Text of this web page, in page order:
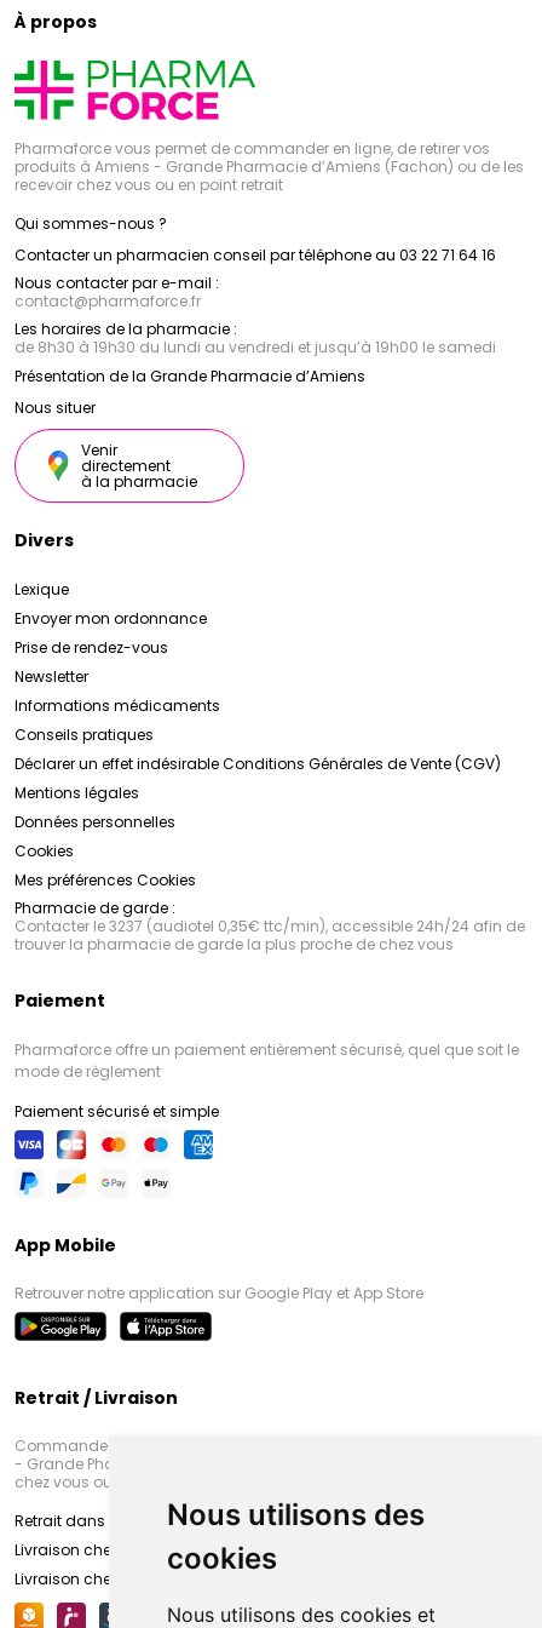
Nous utilisons des
cookies
Nous utilisons des cookies et
À propos
Pharmaforce vous permet de commander en ligne, de retirer vos
produits à Amiens - Grande Pharmacie d’Amiens (Fachon) ou de les
recevoir chez vous ou en point retrait
Qui sommes-nous ?
Contacter un pharmacien conseil par téléphone au 03 22 71 64 16
Nous contacter par e-mail :
contact@pharmaforce.fr
Les horaires de la pharmacie :
de 8h30 à 19h30 du lundi au vendredi et jusqu’à 19h00 le samedi
Présentation de la Grande Pharmacie d’Amiens
Nous situer
Venir
directement
à la pharmacie
Divers
Lexique
Envoyer mon ordonnance
Prise de rendez-vous
Newsletter
Informations médicaments
Conseils pratiques
Déclarer un effet indésirableConditions Générales de Vente (CGV)
Mentions légales
Données personnelles
Cookies
Mes préférences Cookies
Pharmacie de garde :
Contacter le 3237 (audiotel 0,35€ ttc/min), accessible 24h/24 afin de
trouver la pharmacie de garde la plus proche de chez vous
Paiement
Pharmaforce offre un paiement entièrement sécurisé, quel que soit le
mode de règlement
Paiement sécurisé et simple
App Mobile
Retrouver notre application sur Google Play et App Store
Retrait / Livraison
Commandez en ligne et venez chercher votre commande à Amiens
- Grande Pharmacie d’Amiens (Fachon) ou recevez-là rapidement
chez vous ou en point retrait
Retrait dans la pharmacie d’Amiens
Livraison chez vous
Livraison chez votre commerçant